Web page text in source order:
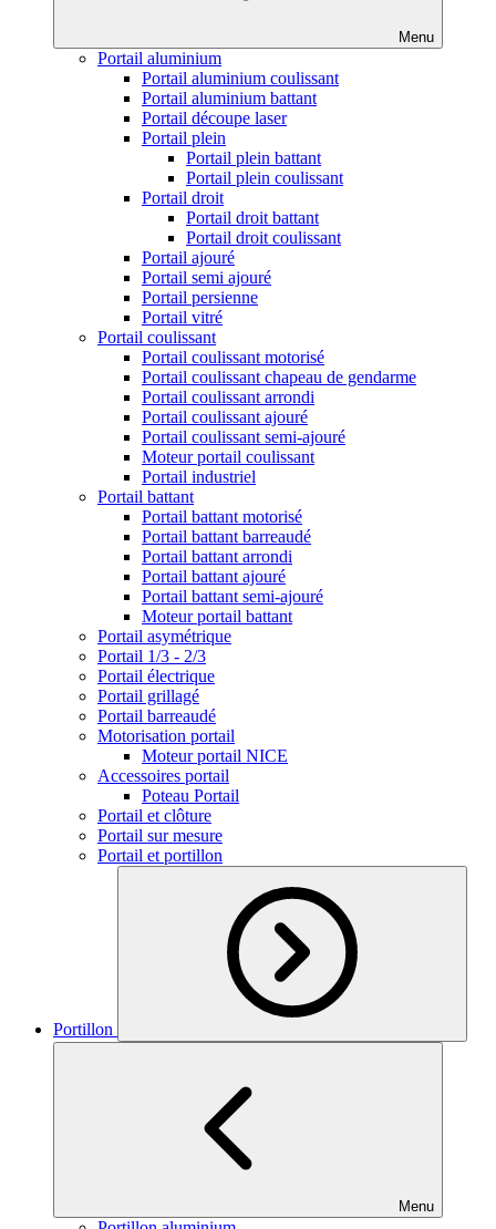
Menu
Portail aluminium
Portail aluminium coulissant
Portail aluminium battant
Portail découpe laser
Portail plein
Portail plein battant
Portail plein coulissant
Portail droit
Portail droit battant
Portail droit coulissant
Portail ajouré
Portail semi ajouré
Portail persienne
Portail vitré
Portail coulissant
Portail coulissant motorisé
Portail coulissant chapeau de gendarme
Portail coulissant arrondi
Portail coulissant ajouré
Portail coulissant semi-ajouré
Moteur portail coulissant
Portail industriel
Portail battant
Portail battant motorisé
Portail battant barreaudé
Portail battant arrondi
Portail battant ajouré
Portail battant semi-ajouré
Moteur portail battant
Portail asymétrique
Portail 1/3 - 2/3
Portail électrique
Portail grillagé
Portail barreaudé
Motorisation portail
Moteur portail NICE
Accessoires portail
Poteau Portail
Portail et clôture
Portail sur mesure
Portail et portillon
Portillon
Menu